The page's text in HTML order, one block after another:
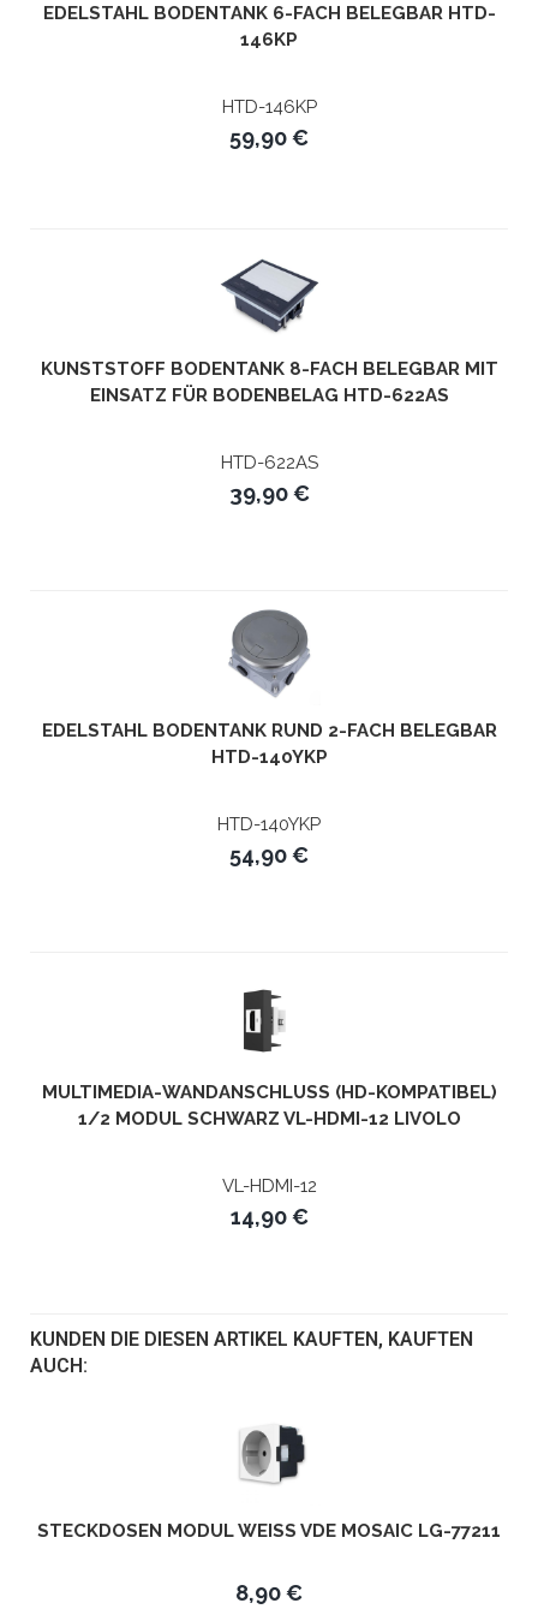
EDELSTAHL BODENTANK 6-FACH BELEGBAR HTD-
146KP
HTD-146KP
59,90 €
KUNSTSTOFF BODENTANK 8-FACH BELEGBAR MIT
EINSATZ FÜR BODENBELAG HTD-622AS
HTD-622AS
39,90 €
EDELSTAHL BODENTANK RUND 2-FACH BELEGBAR
HTD-140YKP
HTD-140YKP
54,90 €
MULTIMEDIA-WANDANSCHLUSS (HD-KOMPATIBEL)
1/2 MODUL SCHWARZ VL-HDMI-12 LIVOLO
VL-HDMI-12
14,90 €
KUNDEN DIE DIESEN ARTIKEL KAUFTEN, KAUFTEN
AUCH:
STECKDOSEN MODUL WEISS VDE MOSAIC LG-77211
8,90 €